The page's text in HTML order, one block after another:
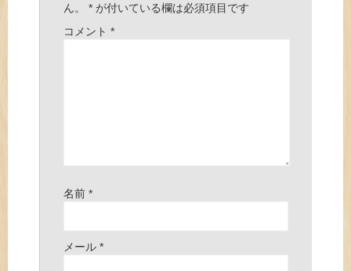
ん。
* が付いている欄は必須項目です
コメント *
名前 *
メール *